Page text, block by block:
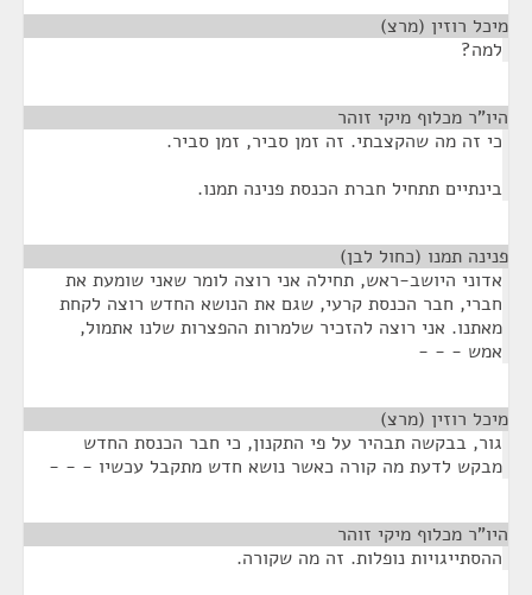
מיכל רוזין (מרצ)
למה?
היו"ר מכלוף מיקי זוהר
כי זה מה שהקצבתי. זה זמן סביר, זמן סביר.
בינתיים תתחיל חברת הכנסת פנינה תמנו.
פנינה תמנו (כחול לבן)
אדוני היושב-ראש, תחילה אני רוצה לומר שאני שומעת את
חברי, חבר הכנסת קרעי, שגם את הנושא החדש רוצה לקחת
מאתנו. אני רוצה להזכיר שלמרות ההפצרות שלנו אתמול,
אמש - - -
מיכל רוזין (מרצ)
גור, בבקשה תבהיר על פי התקנון, כי חבר הכנסת החדש
מבקש לדעת מה קורה כאשר נושא חדש מתקבל עכשיו - - -
היו"ר מכלוף מיקי זוהר
ההסתייגויות נופלות. זה מה שקורה.